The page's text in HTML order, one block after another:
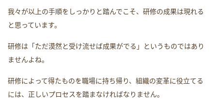
我々が以上の手順をしっかりと踏んでこそ、研修の成果は現れる
と思っています。
研修は「ただ漠然と受け流せば成果がでる」というものではあり
ませんよね。
研修によって得たものを職場に持ち帰り、組織の変革に役立てる
には、正しいプロセスを踏まなければなりません。